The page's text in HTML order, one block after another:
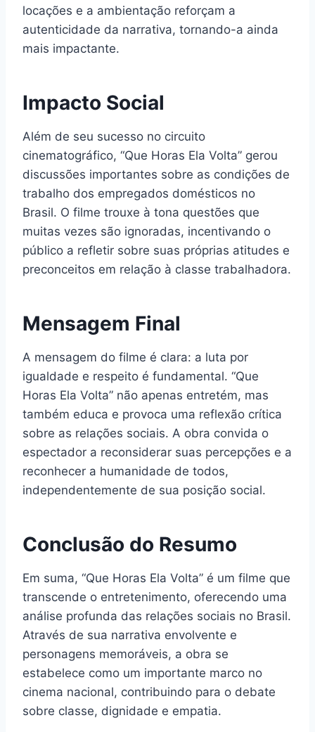
locações e a ambientação reforçam a
autenticidade da narrativa, tornando-a ainda
mais impactante.
Impacto Social
Além de seu sucesso no circuito
cinematográfico, “Que Horas Ela Volta” gerou
discussões importantes sobre as condições de
trabalho dos empregados domésticos no
Brasil. O filme trouxe à tona questões que
muitas vezes são ignoradas, incentivando o
público a refletir sobre suas próprias atitudes e
preconceitos em relação à classe trabalhadora.
Mensagem Final
A mensagem do filme é clara: a luta por
igualdade e respeito é fundamental. “Que
Horas Ela Volta” não apenas entretém, mas
também educa e provoca uma reflexão crítica
sobre as relações sociais. A obra convida o
espectador a reconsiderar suas percepções e a
reconhecer a humanidade de todos,
independentemente de sua posição social.
Conclusão do Resumo
Em suma, “Que Horas Ela Volta” é um filme que
transcende o entretenimento, oferecendo uma
análise profunda das relações sociais no Brasil.
Através de sua narrativa envolvente e
personagens memoráveis, a obra se
estabelece como um importante marco no
cinema nacional, contribuindo para o debate
sobre classe, dignidade e empatia.